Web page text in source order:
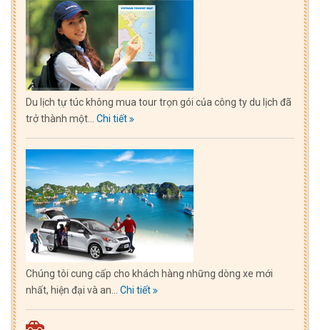
Du lịch tự túc không mua tour trọn gói của công ty du lịch đã
trở thành một... Chi tiết
Chúng tôi cung cấp cho khách hàng những dòng xe mới
nhất, hiện đại và an... Chi tiết